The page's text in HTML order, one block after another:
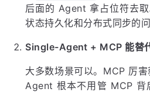
后面的 Agent 拿占位符去
状态持久化和分布式同步的问
Single-Agent + MCP 能替
大多数场景可以。MCP 厉
Agent 根本不用管 MCP